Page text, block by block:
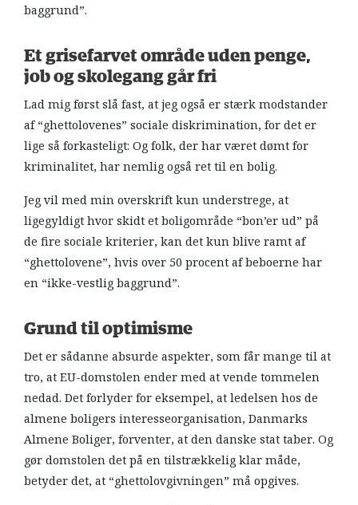
baggrund”.
Et grisefarvet område uden penge,
job og skolegang går fri
Lad mig først slå fast, at jeg også er stærk modstander
af “ghettolovenes” sociale diskrimination, for det er
lige så forkasteligt: Og folk, der har været dømt for
kriminalitet, har nemlig også ret til en bolig.
Jeg vil med min overskrift kun understrege, at
ligegyldigt hvor skidt et boligområde “bon’er ud” på
de fire sociale kriterier, kan det kun blive ramt af
“ghettolovene”, hvis over 50 procent af beboerne har
en “ikke-vestlig baggrund”.
Grund til optimisme
Det er sådanne absurde aspekter, som får mange til at
tro, at EU-domstolen ender med at vende tommelen
nedad. Det forlyder for eksempel, at ledelsen hos de
almene boligers interesseorganisation, Danmarks
Almene Boliger, forventer, at den danske stat taber. Og
gør domstolen det på en tilstrækkelig klar måde,
betyder det, at “ghettolovgivningen” må opgives.